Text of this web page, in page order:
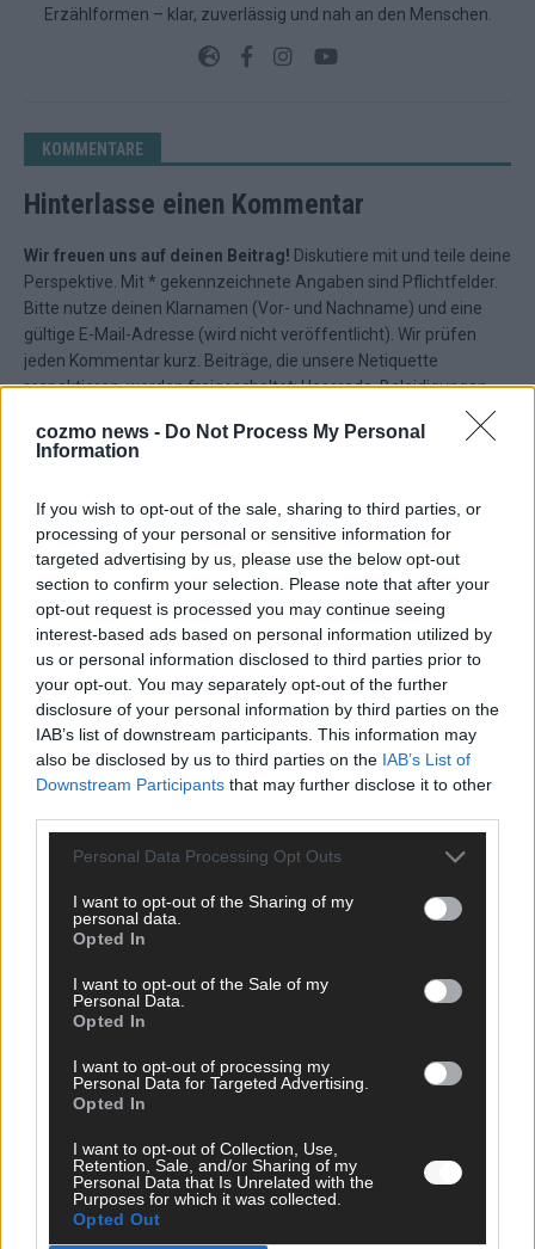
cozmo news - Do Not Process My Personal
Information
If you wish to opt-out of the sale, sharing to third parties, or
processing of your personal or sensitive information for
targeted advertising by us, please use the below opt-out
section to confirm your selection. Please note that after your
opt-out request is processed you may continue seeing
interest-based ads based on personal information utilized by
us or personal information disclosed to third parties prior to
your opt-out. You may separately opt-out of the further
disclosure of your personal information by third parties on the
IAB’s list of downstream participants. This information may
also be disclosed by us to third parties on the IAB’s List of
Downstream Participants that may further disclose it to other
Personal Data Processing Opt Outs
I want to opt-out of the Sharing of my
personal data.
Opted In
I want to opt-out of the Sale of my
Personal Data.
Opted In
I want to opt-out of processing my
Personal Data for Targeted Advertising.
Opted In
I want to opt-out of Collection, Use,
Retention, Sale, and/or Sharing of my
Personal Data that Is Unrelated with the
Purposes for which it was collected.
Opted Out
Erzählformen – klar, zuverlässig und nah an den Menschen.
KOMMENTARE
Hinterlasse einen Kommentar
Wir freuen uns auf deinen Beitrag! Diskutiere mit und teile deine
Perspektive. Mit * gekennzeichnete Angaben sind Pflichtfelder.
Bitte nutze deinen Klarnamen (Vor- und Nachname) und eine
gültige E-Mail-Adresse (wird nicht veröffentlicht). Wir prüfen
jeden Kommentar kurz. Beiträge, die unsere Netiquette
respektieren, werden freigeschaltet; Hassrede, Beleidigungen,
gelten unsereDatenschutzvereinbarungen.
Vor- und Nachname
E-Mail
Benachrichtige mich über nachfolgende Kommentare via E-
Mail.
Benachrichtige mich über neue Beiträge via E-Mail.
JETZT ANGESAGT